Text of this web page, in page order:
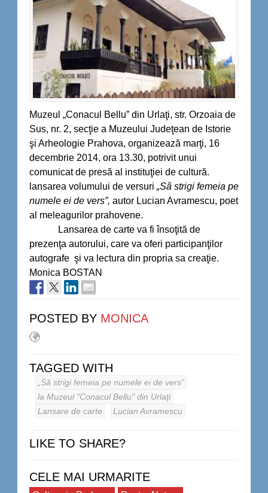
Muzeul „Conacul Bellu” din Urlaţi, str. Orzoaia de
Sus, nr. 2, secţie a Muzeului Judeţean de Istorie
şi Arheologie Prahova, organizează marţi, 16
decembrie 2014, ora 13.30, potrivit unui
comunicat de presă al instituţiei de cultură.
lansarea volumului de versuri „Să strigi femeia pe
numele ei de vers”, autor Lucian Avramescu, poet
al meleagurilor prahovene.
Lansarea de carte va fi însoţită de
prezenţa autorului, care va oferi participanţilor
autografe şi va lectura din propria sa creaţie.
Monica BOSTAN
POSTED BY MONICA
TAGGED WITH
„Să strigi femeia pe numele ei de vers”
la Muzeul "Conacul Bellu" din Urlaţi
Lansare de carte
Lucian Avramescu
LIKE TO SHARE?
CELE MAI URMARITE